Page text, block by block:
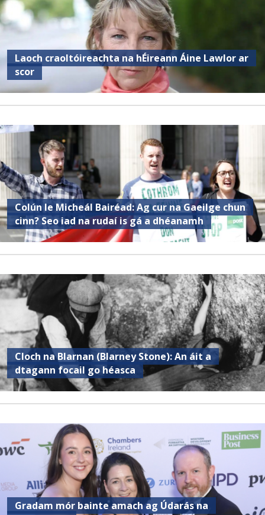
Laoch craoltóireachta na hÉireann Áine Lawlor ar
scor
Colún le Micheál Bairéad: Ag cur na Gaeilge chun
cinn? Seo iad na rudaí is gá a dhéanamh
Cloch na Blarnan (Blarney Stone): An áit a
dtagann focail go héasca
Gradam mór bainte amach ag Údarás na